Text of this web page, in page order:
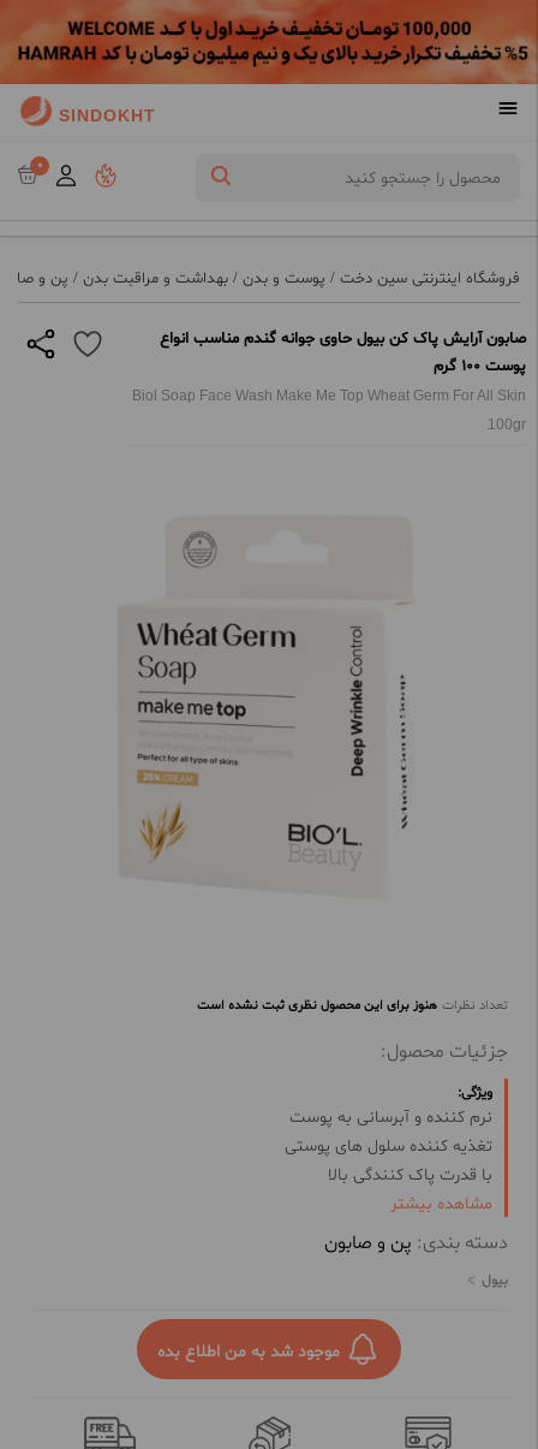
SINDOKHT
0
فروشگاه اینترنتی سین دخت / پوست و بدن / بهداشت و مراقبت بدن / پن و
صابون آرایش پاک کن بیول حاوی جوانه گندم مناسب انواع
پوست 100 گرم
Biol Soap Face Wash Make Me Top Wheat Germ For All Skin
100gr
تعداد نظرات هنوز برای این محصول نظری ثبت نشده است
جزئیات محصول:
ویژگی:
نرم کننده و آبرسانی به پوست
تغذیه کننده سلول های پوستی
با قدرت پاک کنندگی بالا
مناسب انواع پوست
حاوی عصاره جوانه گندم
کمک به رفع چین و چروک
مشاهده بیشتر
دسته بندی: پن و صابون
بیول
موجود شد به من اطلاع بده